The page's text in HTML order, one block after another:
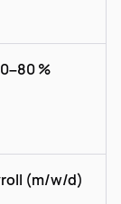
%
(m/w/d)